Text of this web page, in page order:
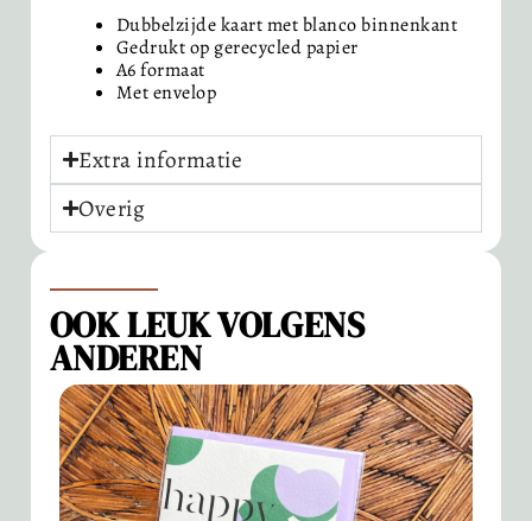
Dubbelzijde kaart met blanco binnenkant
Gedrukt op gerecycled papier
A6 formaat
Met envelop
Extra informatie
Overig
OOK LEUK VOLGENS
ANDEREN